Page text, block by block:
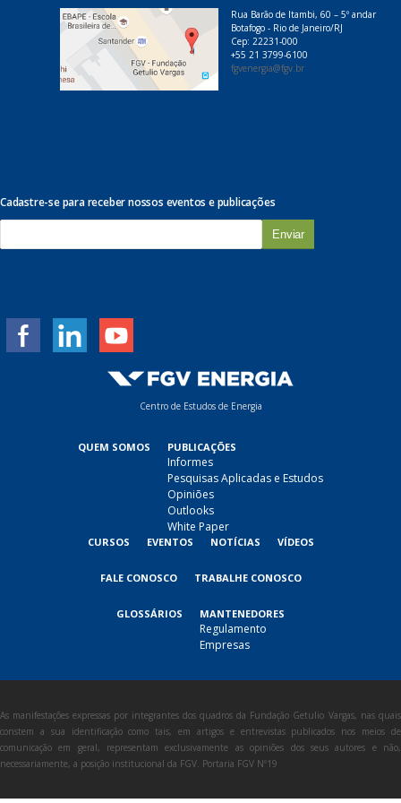
Rua Barão de Itambi, 60 – 5º andar
Botafogo - Rio de Janeiro/RJ
Cep: 22231-000
+55 21 3799-6100
fgvenergia@fgv.br
Cadastre-se para receber nossos eventos e publicações
m
Centro de Estudos de Energia
QUEM SOMOS PUBLICAÇÕES
Informes
Pesquisas Aplicadas e Estudos
Opiniões
Outlooks
White Paper
CURSOS EVENTOS NOTÍCIAS VÍDEOS
FALE CONOSCO TRABALHE CONOSCO
GLOSSÁRIOS MANTENEDORES
Regulamento
Empresas
As manifestações expressas por integrantes dos quadros da Fundação Getulio Vargas, nas quais
constem a sua identificação como tais, em artigos e entrevistas publicados nos meios de
comunicação em geral, representam exclusivamente as opiniões dos seus autores e não,
necessariamente, a posição institucional da FGV. Portaria FGV Nº19